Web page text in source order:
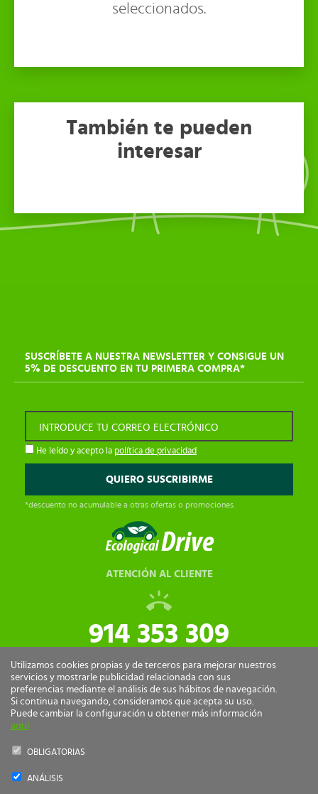
seleccionados.
También te pueden
interesar
SUSCRÍBETE A NUESTRA NEWSLETTER Y CONSIGUE UN
5% DE DESCUENTO EN TU PRIMERA COMPRA*
INTRODUCE TU CORREO ELECTRÓNICO
He leído y acepto la política de privacidad
*descuento no acumulable a otras ofertas o promociones.
ATENCIÓN AL CLIENTE
914 353 309
tiendaonline@ecologicaldrive.com
Utilizamos cookies propias y de terceros para mejorar nuestros
servicios y mostrarle publicidad relacionada con sus
preferencias mediante el análisis de sus hábitos de navegación.
Si continua navegando, consideramos que acepta su uso.
Puede cambiar la configuración u obtener más información
aquí
OBLIGATORIAS
ANÁLISIS